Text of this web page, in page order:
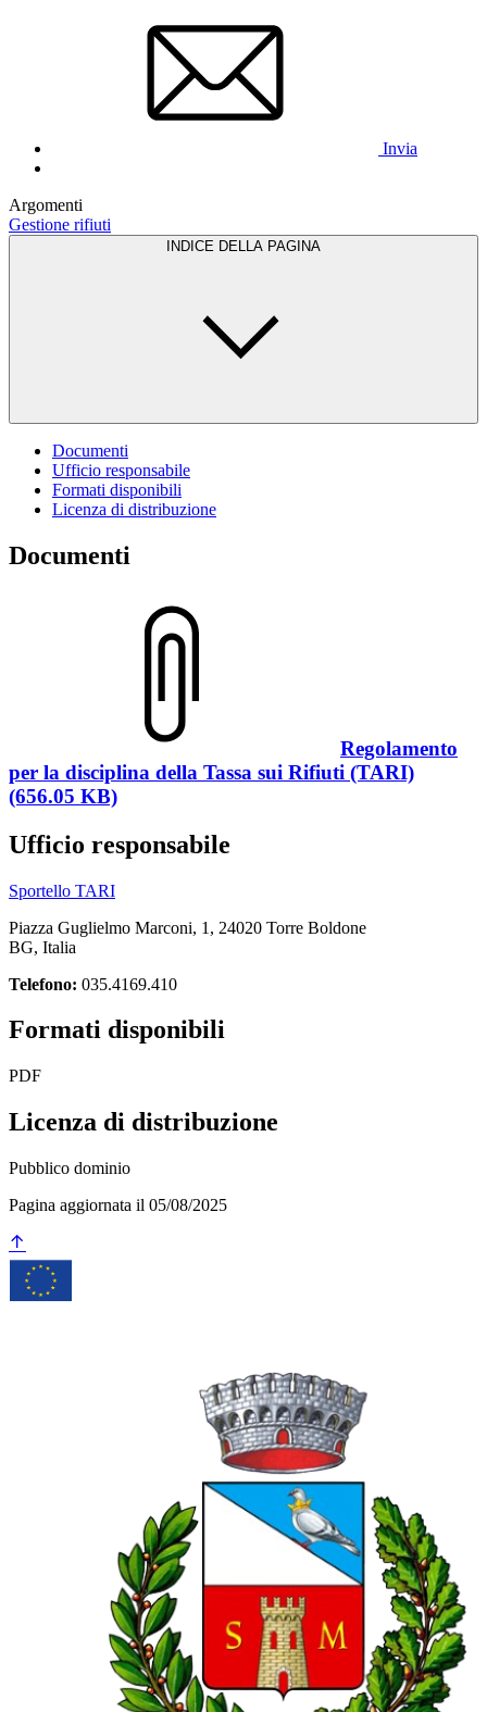
Invia
Argomenti
Gestione rifiuti
INDICE DELLA PAGINA
Documenti
Ufficio responsabile
Formati disponibili
Licenza di distribuzione
Documenti
Regolamento
per la disciplina della Tassa sui Rifiuti (TARI)
(656.05 KB)
Ufficio responsabile
Sportello TARI
Piazza Guglielmo Marconi, 1, 24020 Torre Boldone
BG, Italia
Telefono: 035.4169.410
Formati disponibili
PDF
Licenza di distribuzione
Pubblico dominio
Pagina aggiornata il 05/08/2025